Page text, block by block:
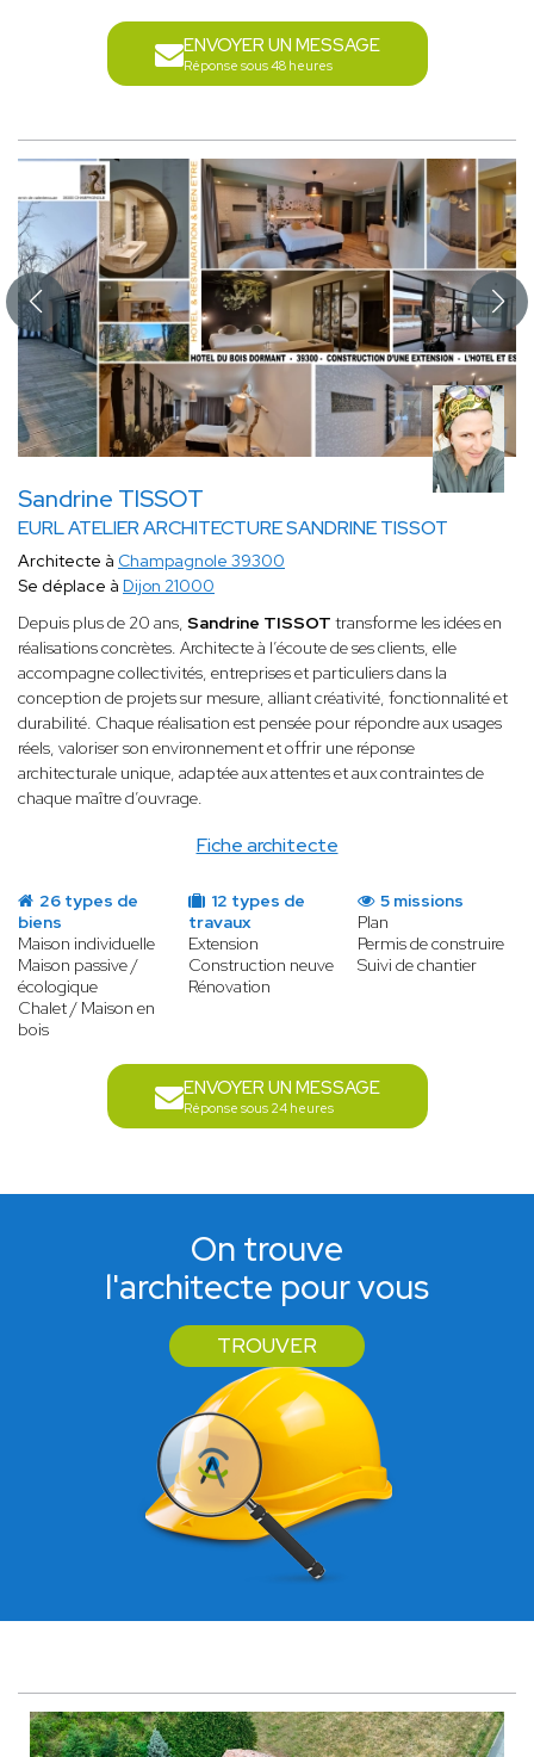
ENVOYER UN MESSAGE
Réponse sous 48 heures
Sandrine TISSOT
EURL ATELIER ARCHITECTURE SANDRINE TISSOT
Fiche architecte
Architecte à Champagnole 39300
Se déplace à Dijon 21000
Depuis plus de 20 ans, Sandrine TISSOT transforme les idées en
réalisations concrètes. Architecte à l’écoute de ses clients, elle
accompagne collectivités, entreprises et particuliers dans la
conception de projets sur mesure, alliant créativité, fonctionnalité et
durabilité. Chaque réalisation est pensée pour répondre aux usages
réels, valoriser son environnement et offrir une réponse
architecturale unique, adaptée aux attentes et aux contraintes de
chaque maître d’ouvrage.
26 types de
biens
Maison individuelle
Maison passive /
écologique
Chalet / Maison en
bois
12 types de
travaux
Extension
Construction neuve
Rénovation
5 missions
Plan
Permis de construire
Suivi de chantier
ENVOYER UN MESSAGE
Réponse sous 24 heures
On trouve
l'architecte pour vous
TROUVER